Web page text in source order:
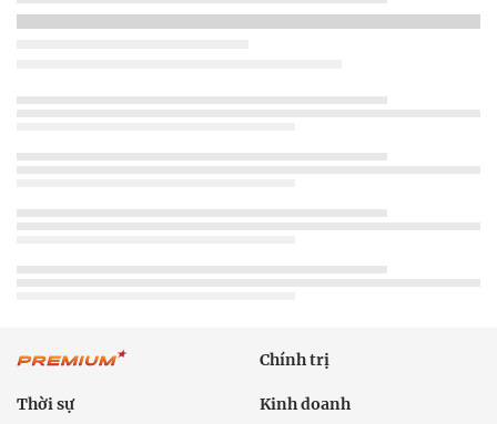
Chính trị
Thời sự Kinh doanh